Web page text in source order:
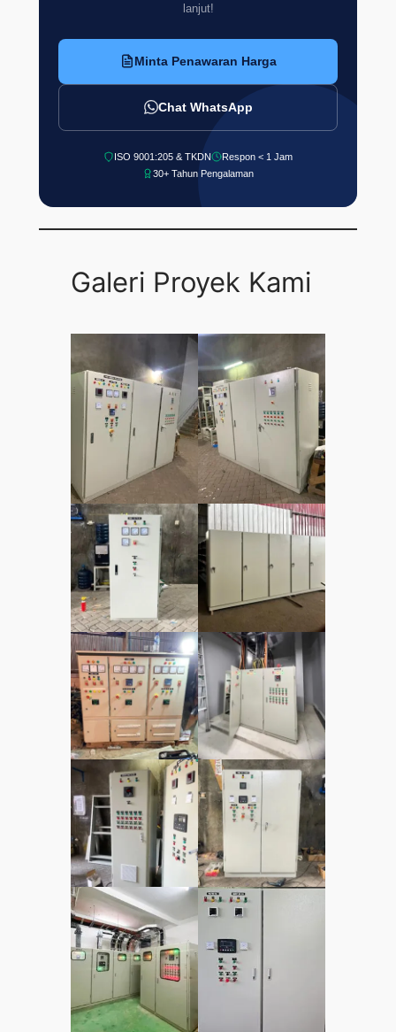
lanjut!
Minta Penawaran Harga
Chat WhatsApp
ISO 9001:205 & TKDN
Respon < 1 Jam
30+ Tahun Pengalaman
Galeri Proyek Kami